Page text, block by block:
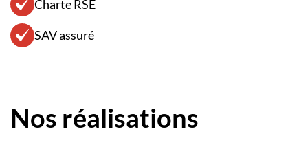
Charte RSE
SAV assuré
Nos réalisations